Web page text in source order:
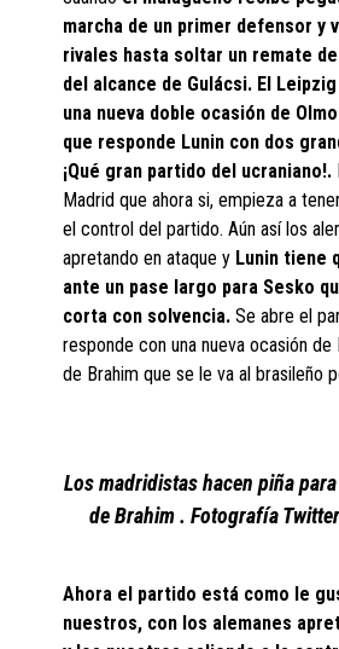
marcha de un primer defensor y
rivales hasta soltar un remate
del alcance de Gulácsi. El
una nueva doble ocasión de
que responde Lunin con dos
¡Qué gran partido del ucraniano!.
Madrid que ahora si, empieza a
el control del partido. Aún así los
apretando en ataque y Lunin tiene
ante un pase largo para Sesko
corta con solvencia.Se abre el
responde con una nueva ocasión de
de Brahim que se le va al brasileño
Los madridistas hacen piña
de Brahim . Fotografía
Ahora el partido está como le
nuestros, con los alemanes